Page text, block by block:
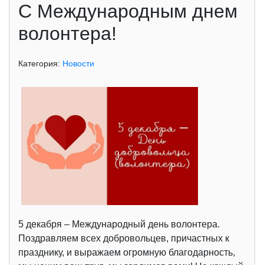
С Международным днем
волонтера!
Категория: Новости
5 декабря – Международный день волонтера.
Поздравляем всех добровольцев, причастных к
празднику, и выражаем огромную благодарность,